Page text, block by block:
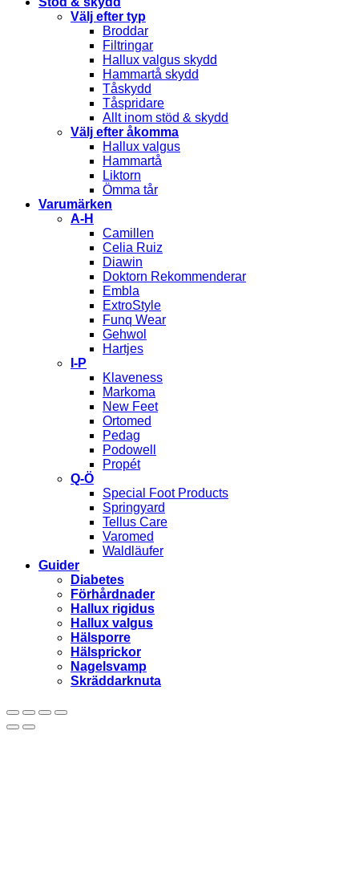
Välj efter typ
Broddar
Filtringar
Hallux valgus skydd
Hammartå skydd
Tåskydd
Tåspridare
Allt inom stöd & skydd
Välj efter åkomma
Hallux valgus
Hammartå
Liktorn
Ömma tår
Varumärken
A-H
Camillen
Celia Ruiz
Diawin
Doktorn Rekommenderar
Embla
ExtroStyle
Funq Wear
Gehwol
Hartjes
I-P
Klaveness
Markoma
New Feet
Ortomed
Pedag
Podowell
Propét
Q-Ö
Special Foot Products
Springyard
Tellus Care
Varomed
Waldläufer
Guider
Diabetes
Förhårdnader
Hallux rigidus
Hallux valgus
Hälsporre
Hälsprickor
Nagelsvamp
Skräddarknuta